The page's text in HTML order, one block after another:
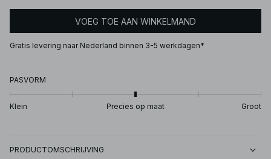
VOEG TOE AAN WINKELMAND
Gratis levering naar Nederland binnen 3-5 werkdagen*
PASVORM
Klein Precies op maat Groot
PRODUCTOMSCHRIJVING